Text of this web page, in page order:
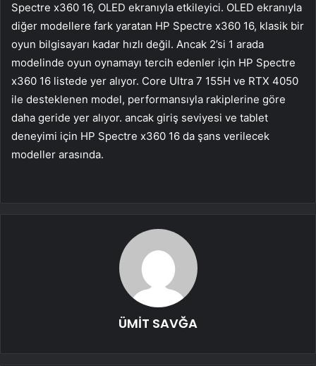
Spectre x360 16, OLED ekranıyla etkileyici. OLED ekranıyla
diğer modellere fark yaratan HP Spectre x360 16, klasik bir
oyun bilgisayarı kadar hızlı değil. Ancak 2’si 1 arada
modelinde oyun oynamayı tercih edenler için HP Spectre
x360 16 listede yer alıyor. Core Ultra 7 155H ve RTX 4050
ile desteklenen model, performansıyla rakiplerine göre
daha geride yer alıyor. ancak giriş seviyesi ve tablet
deneyimi için HP Spectre x360 16 da şans verilecek
modeller arasında.
ÜMİT SAVĞA